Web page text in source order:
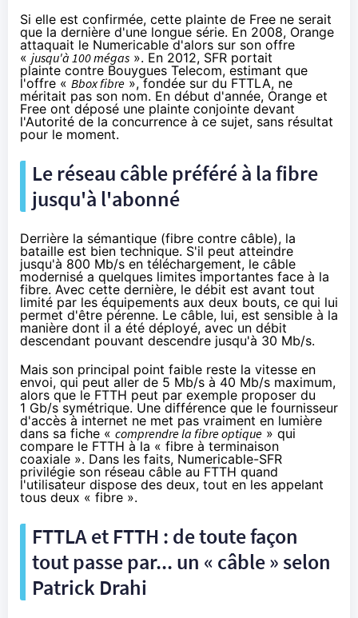
Si elle est confirmée, cette plainte de Free ne serait
que la dernière d'une longue série. En 2008, Orange
attaquait le Numericable d'alors sur son offre
« jusqu'à 100 mégas ». En 2012, SFR portait
plainte contre Bouygues Telecom, estimant que
l'offre « Bboxfibre », fondée sur du FTTLA, ne
méritait pas son nom. En début d'année, Orange et
Free ont déposé une plainte conjointe devant
l'Autorité de la concurrence à ce sujet, sans résultat
pour le moment.
Le réseau câble préféré à la fibre
jusqu'à l'abonné
Derrière la sémantique (fibre contre câble), la
bataille est bien technique. S'il peut atteindre
jusqu'à 800 Mb/s en téléchargement, le câble
modernisé a quelques limites importantes face à la
fibre. Avec cette dernière, le débit est avant tout
limité par les équipements aux deux bouts, ce qui lui
permet d'être pérenne. Le câble, lui, est sensible à la
manière dont il a été déployé, avec un débit
descendant pouvant descendre jusqu'à 30 Mb/s.
Mais son principal point faible reste la vitesse en
envoi, qui peut aller de 5 Mb/s à 40 Mb/s maximum,
alors que le FTTH peut par exemple proposer du
1 Gb/s symétrique. Une différence que le fournisseur
d'accès à internet ne met pas vraiment en lumière
dans sa fiche « comprendre la fibre optique » qui
compare le FTTH à la « fibre à terminaison
coaxiale ». Dans les faits, Numericable-SFR
privilégie son réseau câble au FTTH quand
l'utilisateur dispose des deux, tout en les appelant
tous deux « fibre ».
FTTLA et FTTH : de toute façon
tout passe par... un « câble » selon
Patrick Drahi